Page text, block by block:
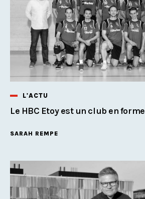
L'ACTU
Le HBC Etoy est un club en forme
SARAH REMPE